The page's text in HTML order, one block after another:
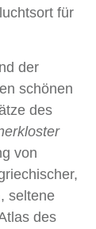
für
der
schönen
des
von
seltene
des